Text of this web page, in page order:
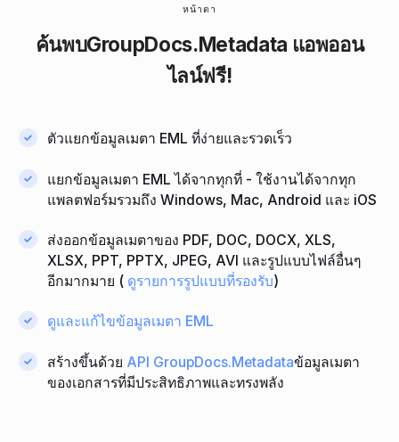
หน้าตา
ค้นพบGroupDocs.Metadata แอพออน
ไลน์ฟรี!
ตัวแยกข้อมูลเมตา EML ที่ง่ายและรวดเร็ว
แยกข้อมูลเมตา EML ได้จากทุกที่ - ใช้งานได้จากทุก
แพลตฟอร์มรวมถึง Windows, Mac, Android และ iOS
ส่งออกข้อมูลเมตาของ PDF, DOC, DOCX, XLS,
XLSX, PPT, PPTX, JPEG, AVI และรูปแบบไฟล์อื่นๆ
อีกมากมาย ( ดูรายการรูปแบบที่รองรับ)
ดูและแก้ไขข้อมูลเมตา EML
สร้างขึ้นด้วย API GroupDocs.Metadataข้อมูลเมตา
ของเอกสารที่มีประสิทธิภาพและทรงพลัง